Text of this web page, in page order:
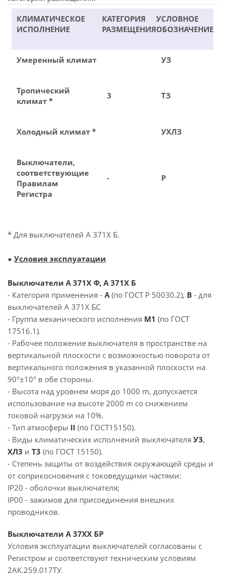
КЛИМАТИЧЕСКОЕ
ИСПОЛНЕНИЕ
КАТЕГОРИЯ
РАЗМЕЩЕНИЯ
УСЛОВНОЕ
ОБОЗНАЧЕНИЕ
Умеренный климат
3
УЗ
Тропический
климат *
ТЗ
Холодный климат * УХЛЗ
Выключатели,
соответствующие
Правилам
Регистра
- Р
* Для выключателей А 371Х Б.
● Условия эксплуатации
Выключатели А 371Х Ф, А 371Х Б
- Категория применения - А(по ГОСТ Р 50030.2), В - для
выключателей А 371Х БС
- Группа механического исполнения М1 (по ГОСТ
17516.1).
- Рабочее положение выключателя в пространстве на
вертикальной плоскости с возможностью поворота от
вертикального положения в указанной плоскости на
90°±10° в обе стороны.
- Высота над уровнем моря до 1000 m, допускается
использование на высоте 2000 m со снижением
токовой нагрузки на 10%.
- Тип атмосферы II (по ГОСТ15150).
- Виды климатических исполнений выключателя У3,
ХЛ3 и Т3 (по ГОСТ 15150).
- Степень защиты от воздействия окружающей среды и
от соприкосновения с токоведущими частями:
IP20 - оболочки выключателя;
IP00 - зажимов для присоединения внешних
проводников.
Выключатели А 37ХХ БР
Условия эксплуатации выключателей согласованы с
Регистром и соответствуют техническим условиям
2АК.259.017ТУ.